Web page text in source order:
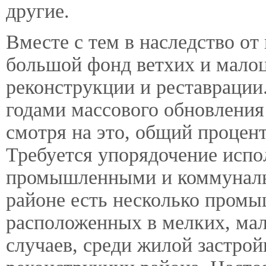
другие.
Вместе с тем в наследство
большой фонд ветхих и
реконструкции и
годами массового
смотря на это, общий
Требуется упорядочение
промышленными и
районе есть несколько
расположенных в мелких,
случаев, среди жилой